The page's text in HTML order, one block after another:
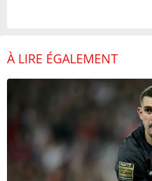
À LIRE ÉGALEMENT